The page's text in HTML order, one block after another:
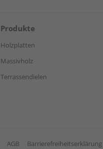
Produkte
Holzplatten
Massivholz
Terrassendielen
AGB Barrierefreiheitserklärung